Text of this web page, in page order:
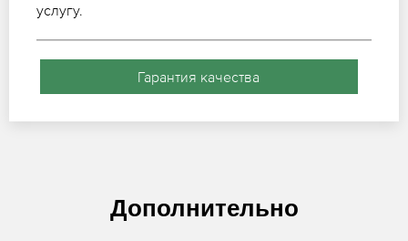
услугу.
Гарантия качества
Дополнительно